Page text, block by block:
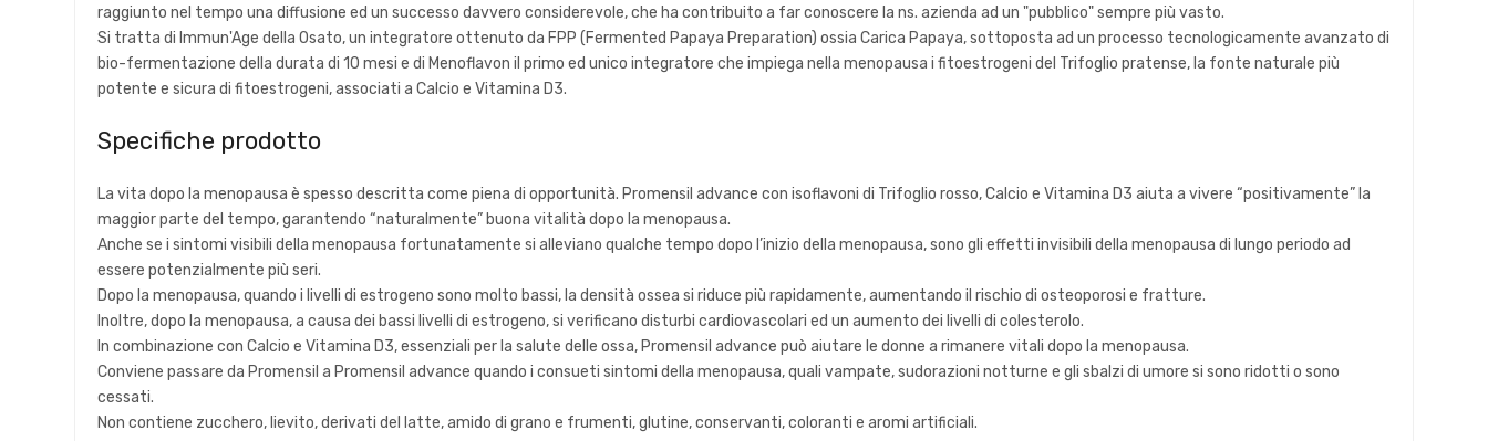
raggiunto nel tempo una diffusione ed un successo davvero considerevole, che ha contribuito a far conoscere la ns. azienda ad un "pubblico" sempre più vasto.
Si tratta di Immun'Age della Osato, un integratore ottenuto da FPP (Fermented Papaya Preparation) ossia Carica Papaya, sottoposta ad un processo tecnologicamente avanzato di
bio-fermentazione della durata di 10 mesi e di Menoflavon il primo ed unico integratore che impiega nella menopausa i fitoestrogeni del Trifoglio pratense, la fonte naturale più
potente e sicura di fitoestrogeni, associati a Calcio e Vitamina D3.
Specifiche prodotto
La vita dopo la menopausa è spesso descritta come piena di opportunità. Promensil advance con isoflavoni di Trifoglio rosso, Calcio e Vitamina D3 aiuta a vivere “positivamente” la
maggior parte del tempo, garantendo “naturalmente” buona vitalità dopo la menopausa.
Anche se i sintomi visibili della menopausa fortunatamente si alleviano qualche tempo dopo l’inizio della menopausa, sono gli effetti invisibili della menopausa di lungo periodo ad
essere potenzialmente più seri.
Dopo la menopausa, quando i livelli di estrogeno sono molto bassi, la densità ossea si riduce più rapidamente, aumentando il rischio di osteoporosi e fratture.
Inoltre, dopo la menopausa, a causa dei bassi livelli di estrogeno, si verificano disturbi cardiovascolari ed un aumento dei livelli di colesterolo.
In combinazione con Calcio e Vitamina D3, essenziali per la salute delle ossa, Promensil advance può aiutare le donne a rimanere vitali dopo la menopausa.
Conviene passare da Promensil a Promensil advance quando i consueti sintomi della menopausa, quali vampate, sudorazioni notturne e gli sbalzi di umore si sono ridotti o sono
cessati.
Non contiene zucchero, lievito, derivati del latte, amido di grano e frumenti, glutine, conservanti, coloranti e aromi artificiali.